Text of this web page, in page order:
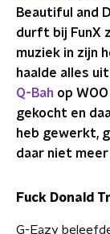
Beautiful and
durft bij FunX
muziek in zijn
haalde alles
Q-Bah op
gekocht en
heb gewerkt,
daar niet meer
Fuck Donald
G-Eazy